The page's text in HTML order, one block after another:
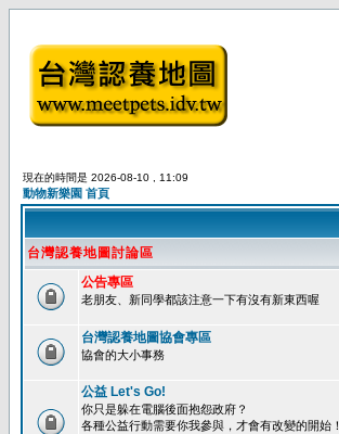
現在的時間是 2026-08-10 , 11:09
動物新樂園 首頁
台灣認養地圖討論區
公告專區
老朋友、新同學都該注意一下有沒有新東西喔
台灣認養地圖協會專區
協會的大小事務
公益 Let's Go!
你只是躲在電腦後面抱怨政府？
各種公益行動需要你我參與，才會有改變的開始！